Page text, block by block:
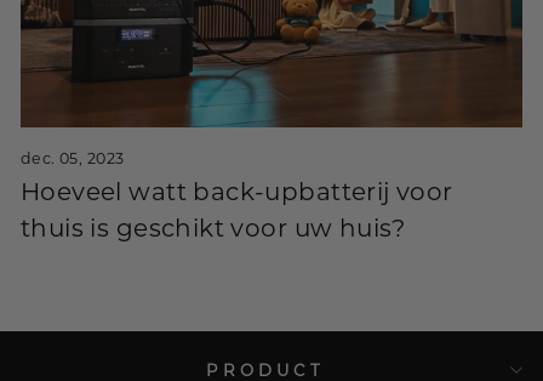
dec. 05, 2023
Hoeveel watt back-upbatterij voor
thuis is geschikt voor uw huis?
PRODUCT